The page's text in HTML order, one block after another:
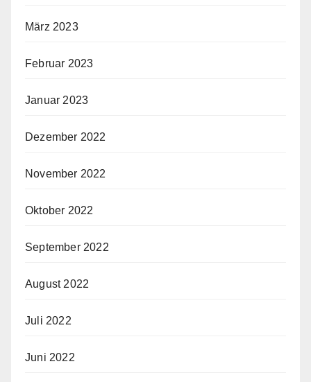
März 2023
Februar 2023
Januar 2023
Dezember 2022
November 2022
Oktober 2022
September 2022
August 2022
Juli 2022
Juni 2022